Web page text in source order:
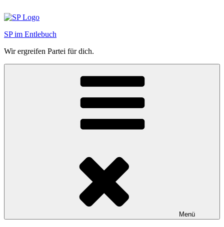
Inhalt
SP im Entlebuch
Wir ergreifen Partei für dich.
Menü